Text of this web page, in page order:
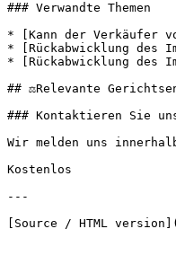
### Verwandte Themen
* [Kann der Verkäufer
* [Rückabwicklung des
* [Rückabwicklung des
## ⚖️Relevante
### Kontaktieren Sie
Wir melden uns
Kostenlos
---